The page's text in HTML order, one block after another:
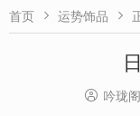
首页  运势饰品 
 吟珑